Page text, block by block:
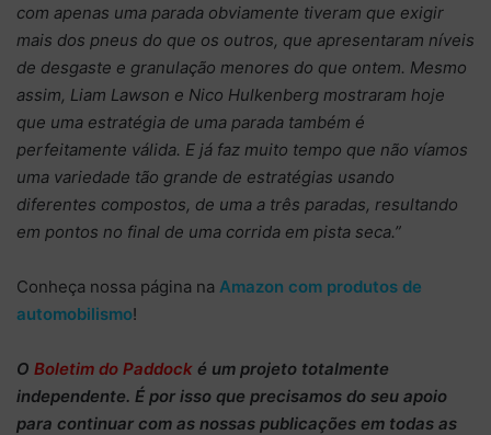
com apenas uma parada obviamente tiveram que exigir
mais dos pneus do que os outros, que apresentaram níveis
de desgaste e granulação menores do que ontem. Mesmo
assim, Liam Lawson e Nico Hulkenberg mostraram hoje
que uma estratégia de uma parada também é
perfeitamente válida. E já faz muito tempo que não víamos
uma variedade tão grande de estratégias usando
diferentes compostos, de uma a três paradas, resultando
em pontos no final de uma corrida em pista seca.”
Conheça nossa página na Amazon com produtos de
automobilismo!
O Boletim do Paddock é um projeto totalmente
independente. É por isso que precisamos do seu apoio
para continuar com as nossas publicações em todas as